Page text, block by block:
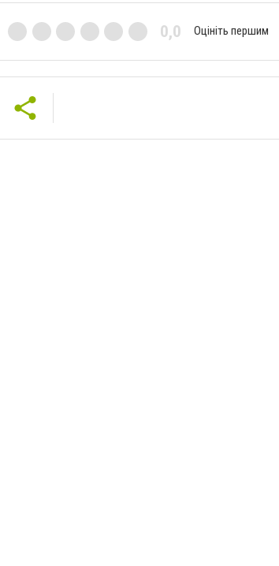
0,0 Оцініть першим